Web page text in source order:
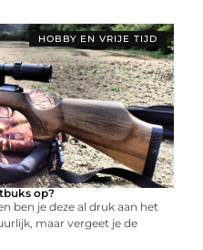
HOBBY EN VRIJE TIJD
op?
ben je deze al druk aan het
maar vergeet je de